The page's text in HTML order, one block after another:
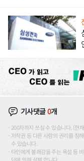
기사댓글0개
200자까지 쓰실 수 있습니다. (현
저작권 등 다른 사람의 권리를 침
수 있습니다.
타인에게 불쾌감을 주는 욕설 등